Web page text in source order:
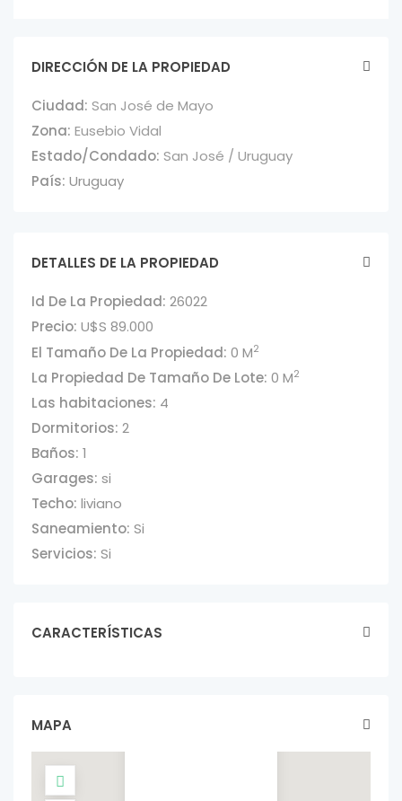
DIRECCIÓN DE LA PROPIEDAD
Ciudad: San José de Mayo
Zona: Eusebio Vidal
Estado/Condado: San José / Uruguay
País: Uruguay
DETALLES DE LA PROPIEDAD
Id De La Propiedad: 26022
Precio: U$S 89.000
El Tamaño De La Propiedad: 0 M2
La Propiedad De Tamaño De Lote: 0 M2
Las habitaciones: 4
Dormitorios: 2
Baños: 1
Garages: si
Techo: liviano
Saneamiento: Si
Servicios: Si
CARACTERÍSTICAS
MAPA